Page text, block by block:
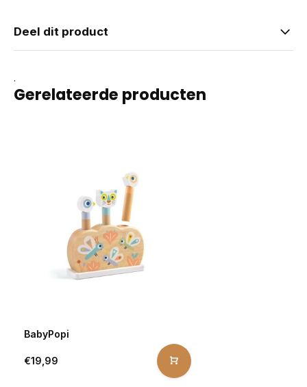
Deel dit product
.
Gerelateerde producten
BabyPopi
€19,99